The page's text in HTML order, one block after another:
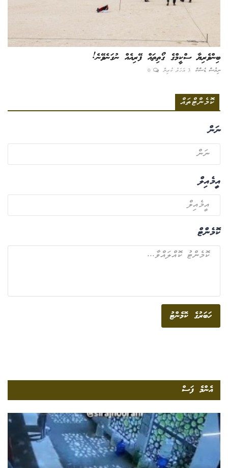
ބިންވެރިޔާ ސްކީމްގެ ގޯތިތައް ފޭރިއެއް ނުގަނެވޭނެ!
ނިއުސް ޑެސްކް 3 އަހަރު ކުރިން 0
ކޮމެންޓްތައް
ނަން
އީމެއިލް
ކޮމެންޓް
ހަބަރުގެ ކޮމެންޓު
އެންމެ ފަސް